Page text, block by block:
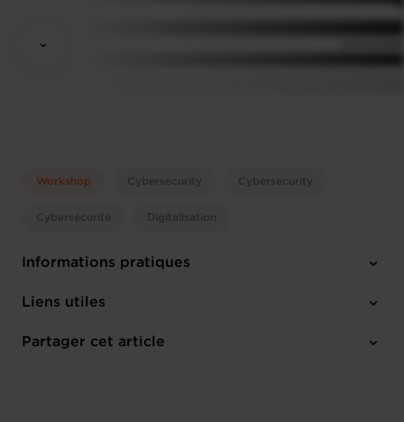
Workshop Cybersecurity Cybersecurity
Cybersécurité Digitalisation
Informations pratiques
Mercredi 24 Avr 2024
House of Entrepreneurship
Liens utiles
M'inscrire
Partager cet article